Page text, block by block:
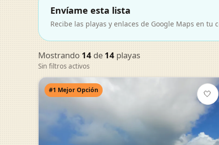
Envíame esta lista
Recibe las playas y enlaces de Google Maps en tu
Mostrando 14 de 14 playas
Sin filtros activos
#1 Mejor Opción 🤍